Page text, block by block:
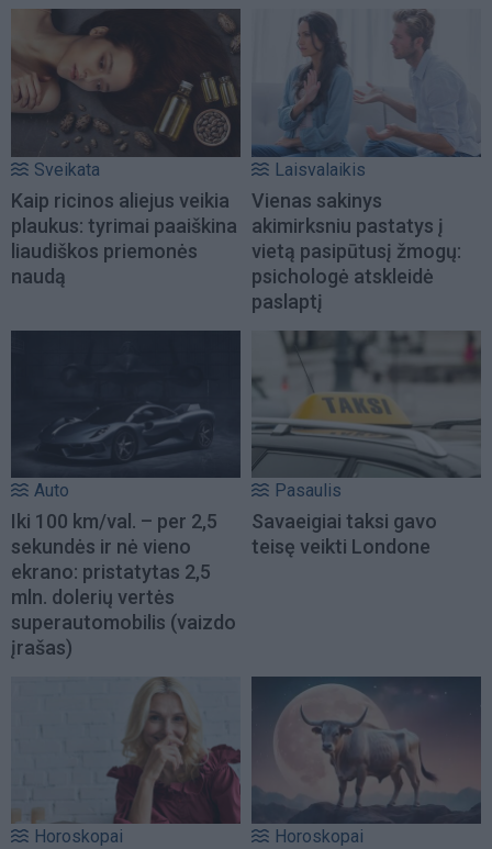
Sveikata
Kaip ricinos aliejus veikia
plaukus: tyrimai paaiškina
liaudiškos priemonės
naudą
Laisvalaikis
Vienas sakinys
akimirksniu pastatys į
vietą pasipūtusį žmogų:
psichologė atskleidė
paslaptį
Auto
Iki 100 km/val. – per 2,5
sekundės ir nė vieno
ekrano: pristatytas 2,5
mln. dolerių vertės
superautomobilis (vaizdo
įrašas)
Pasaulis
Savaeigiai taksi gavo
teisę veikti Londone
Horoskopai Horoskopai